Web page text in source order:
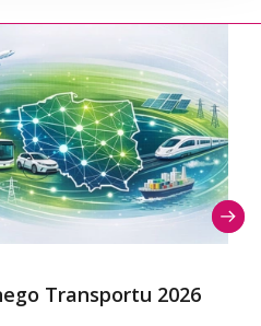
Transportu 2026